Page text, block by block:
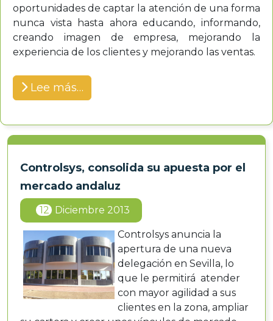
oportunidades de captar la atención de una forma
nunca vista hasta ahora educando, informando,
creando imagen de empresa, mejorando la
experiencia de los clientes y mejorando las ventas.
Lee más…
Controlsys, consolida su apuesta por el
mercado andaluz
12 Diciembre 2013
Controlsys anuncia la
apertura de una nueva
delegación en Sevilla, lo
que le permitirá atender
con mayor agilidad a sus
clientes en la zona, ampliar